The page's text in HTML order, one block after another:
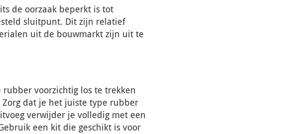
de oorzaak beperkt is tot
sluitpunt. Dit zijn relatief
uit de bouwmarkt zijn uit te
voorzichtig los te trekken
dat je het juiste type rubber
verwijder je volledig met een
een kit die geschikt is voor